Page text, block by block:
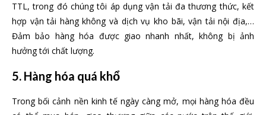
TTL, trong đó chúng tôi áp dụng vận tải đa thương thức, kết
hợp vận tải hàng không và dịch vụ kho bãi, vận tải nội địa,…
Đảm bảo hàng hóa được giao nhanh nhất, không bị ảnh
hưởng tới chất lượng.
5. Hàng hóa quá khổ
Trong bối cảnh nền kinh tế ngày càng mở, mọi hàng hóa đều